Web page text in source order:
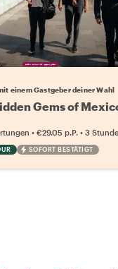
deinen Lieblingsgastgeber
einem Gastgeber deiner Wahl
Gems of
• €29.05 p.P. • 3
SOFORT BESTÄTIGT